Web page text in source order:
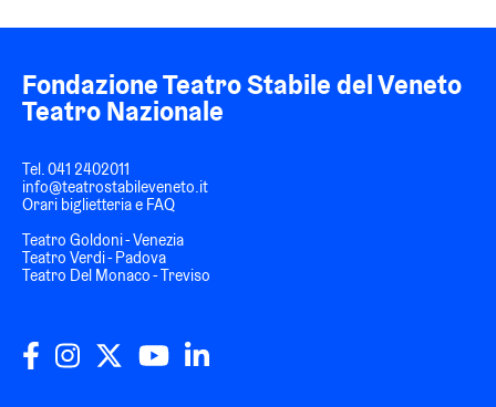
Fondazione Teatro Stabile del Veneto
Teatro Nazionale
Tel.041 2402011
info@teatrostabileveneto.it
Orari biglietteria e FAQ
Teatro Goldoni - Venezia
Teatro Verdi - Padova
Teatro Del Monaco - Treviso